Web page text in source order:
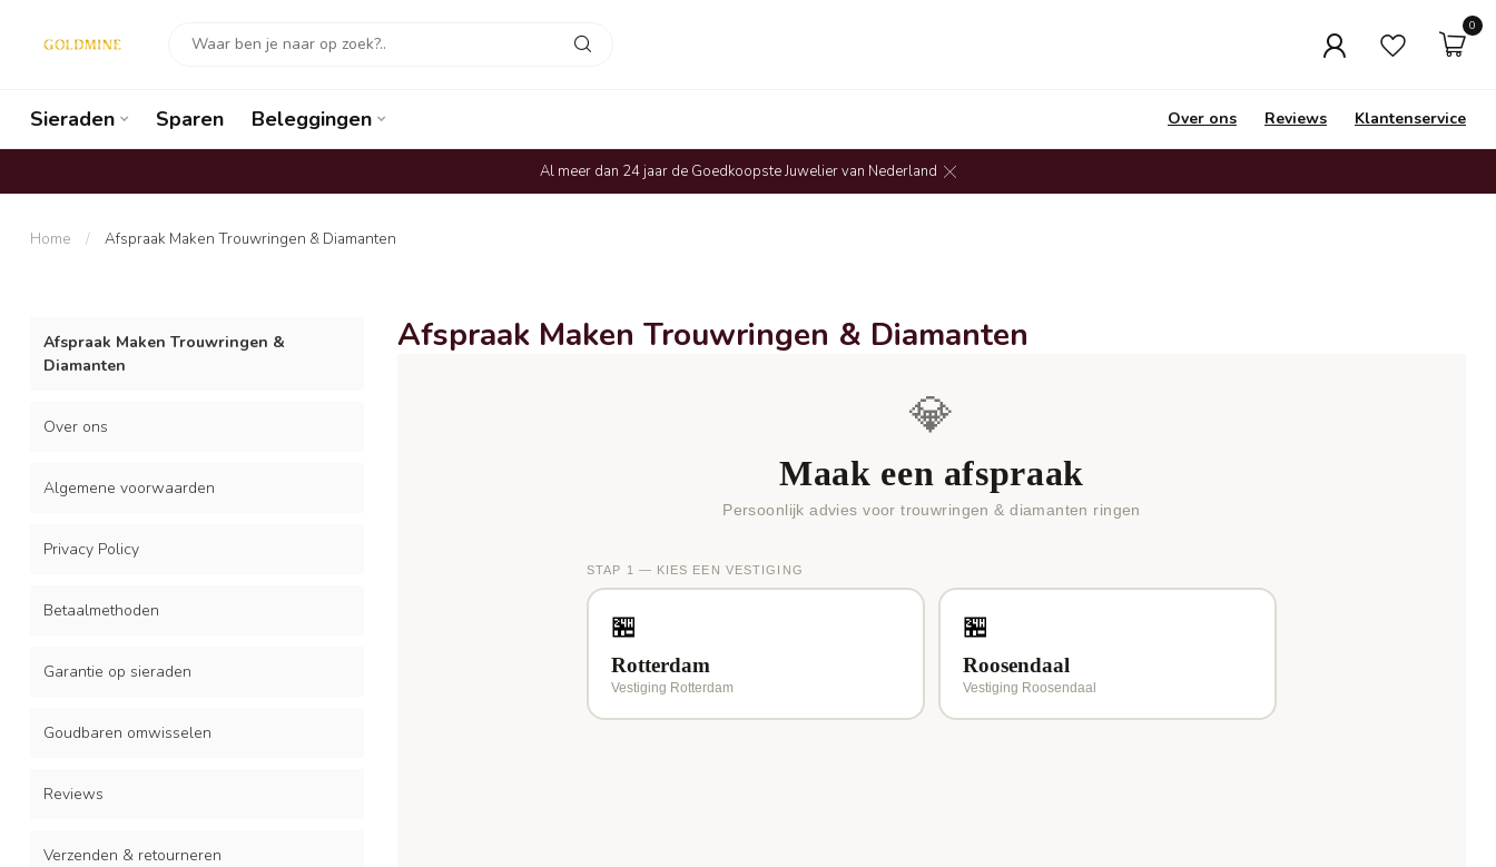
0
Sieraden Sparen Beleggingen Over ons Reviews Klantenservice
Al meer dan 24 jaar de Goedkoopste Juwelier van Nederland
Home / Afspraak Maken Trouwringen & Diamanten
Afspraak Maken Trouwringen &
Diamanten
Over ons
Algemene voorwaarden
Privacy Policy
Betaalmethoden
Garantie op sieraden
Goudbaren omwisselen
Reviews
Verzenden & retourneren
Afspraak Maken Trouwringen & Diamanten